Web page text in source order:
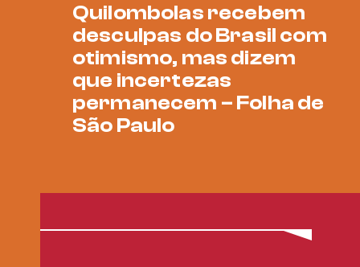
Quilombolas recebem
desculpas do Brasil com
otimismo, mas dizem
que incertezas
permanecem – Folha de
São Paulo